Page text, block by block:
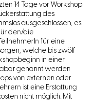
14 Tage vor Workshop
des
ausgeschlossen, es
den/die
für eine
welche bis zwölf
in einer
genannt werden
von externen oder
ist eine Erstattung
nicht möglich. Mit